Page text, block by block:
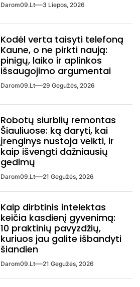
Darom09.lt 3 Liepos, 2026
Kodėl verta taisyti telefoną
Kaune, o ne pirkti naują:
pinigų, laiko ir aplinkos
išsaugojimo argumentai
Darom09.lt 29 Gegužės, 2026
Robotų siurblių remontas
Šiauliuose: ką daryti, kai
įrenginys nustoja veikti, ir
kaip išvengti dažniausių
gedimų
Darom09.lt 21 Gegužės, 2026
Kaip dirbtinis intelektas
keičia kasdienį gyvenimą:
10 praktinių pavyzdžių,
kuriuos jau galite išbandyti
šiandien
Darom09.lt 21 Gegužės, 2026